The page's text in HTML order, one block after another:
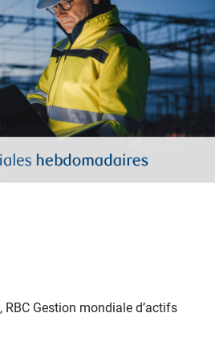
Gestion mondiale d’actifs